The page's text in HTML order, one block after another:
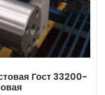
Гост 33200-